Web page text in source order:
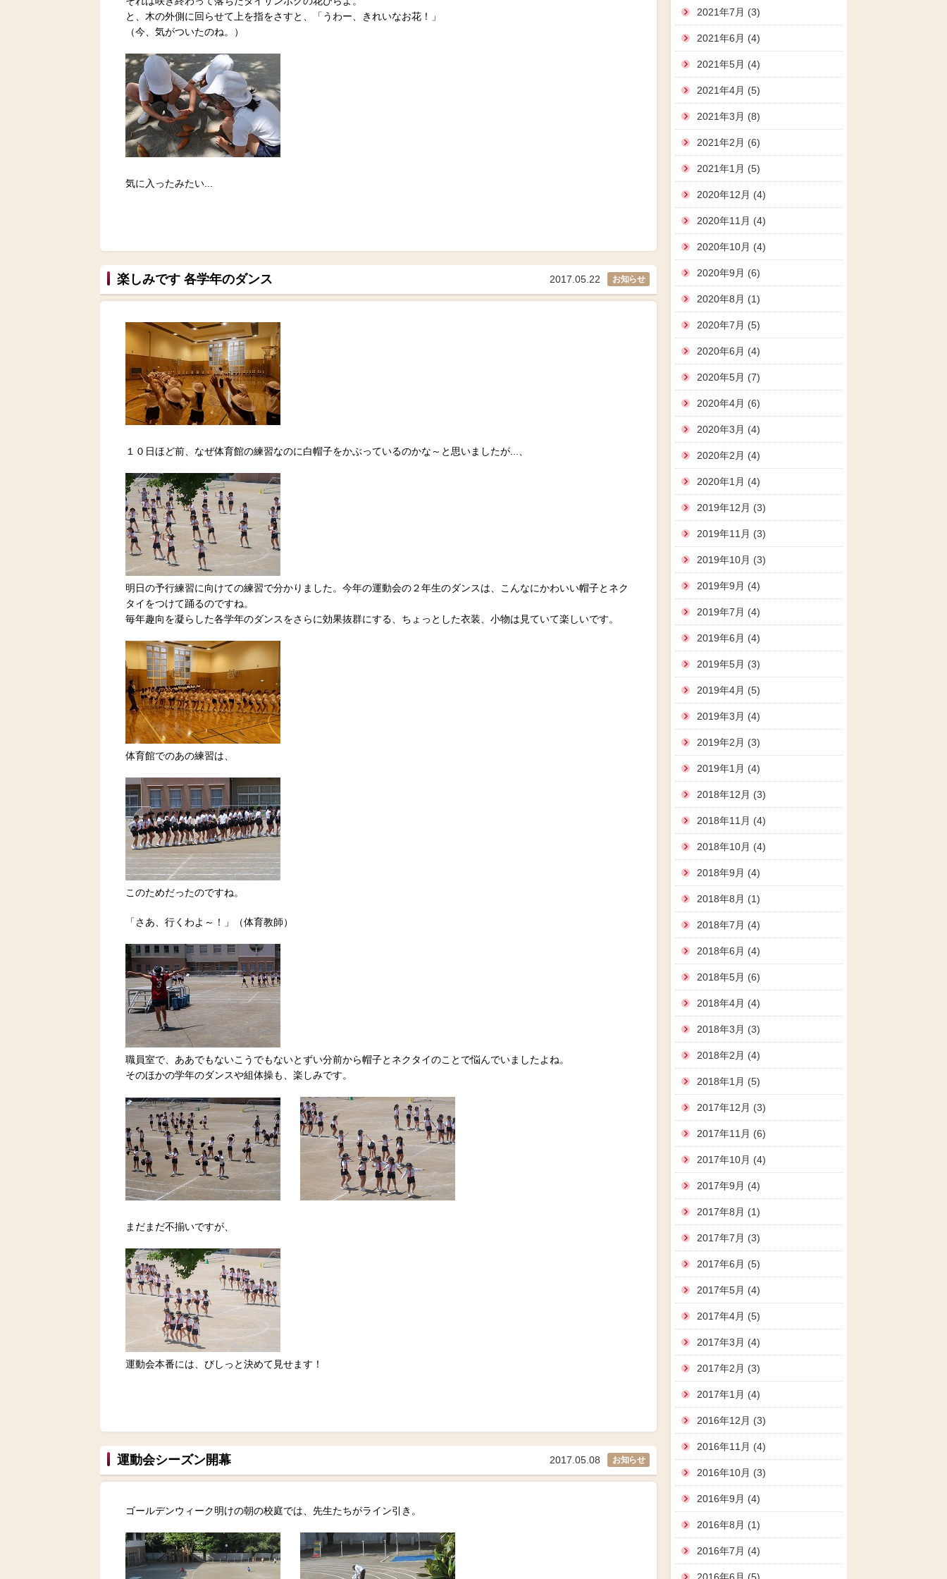
と、木の外側に回らせて上を指をさすと、「うわー、きれいなお花！」
（今、気がついたのね。）
気に入ったみたい...
楽しみです 各学年のダンス 2017.05.22 お知らせ
１０日ほど前、なぜ体育館の練習なのに白帽子をかぶっているのかな～と思いましたが...、
明日の予行練習に向けての練習で分かりました。今年の運動会の２年生のダンスは、こんなにかわいい帽子とネク
タイをつけて踊るのですね。
毎年趣向を凝らした各学年のダンスをさらに効果抜群にする、ちょっとした衣装、小物は見ていて楽しいです。
体育館でのあの練習は、
このためだったのですね。
「さあ、行くわよ～！」（体育教師）
職員室で、ああでもないこうでもないとずい分前から帽子とネクタイのことで悩んでいましたよね。
そのほかの学年のダンスや組体操も、楽しみです。
まだまだ不揃いですが、
運動会本番には、びしっと決めて見せます！
運動会シーズン開幕 2017.05.08 お知らせ
ゴールデンウィーク明けの朝の校庭では、先生たちがライン引き。
2021年7月 (3)
2021年6月 (4)
2021年5月 (4)
2021年4月 (5)
2021年3月 (8)
2021年2月 (6)
2021年1月 (5)
2020年12月 (4)
2020年11月 (4)
2020年10月 (4)
2020年9月 (6)
2020年8月 (1)
2020年7月 (5)
2020年6月 (4)
2020年5月 (7)
2020年4月 (6)
2020年3月 (4)
2020年2月 (4)
2020年1月 (4)
2019年12月 (3)
2019年11月 (3)
2019年10月 (3)
2019年9月 (4)
2019年7月 (4)
2019年6月 (4)
2019年5月 (3)
2019年4月 (5)
2019年3月 (4)
2019年2月 (3)
2019年1月 (4)
2018年12月 (3)
2018年11月 (4)
2018年10月 (4)
2018年9月 (4)
2018年8月 (1)
2018年7月 (4)
2018年6月 (4)
2018年5月 (6)
2018年4月 (4)
2018年3月 (3)
2018年2月 (4)
2018年1月 (5)
2017年12月 (3)
2017年11月 (6)
2017年10月 (4)
2017年9月 (4)
2017年8月 (1)
2017年7月 (3)
2017年6月 (5)
2017年5月 (4)
2017年4月 (5)
2017年3月 (4)
2017年2月 (3)
2017年1月 (4)
2016年12月 (3)
2016年11月 (4)
2016年10月 (3)
2016年9月 (4)
2016年8月 (1)
2016年7月 (4)